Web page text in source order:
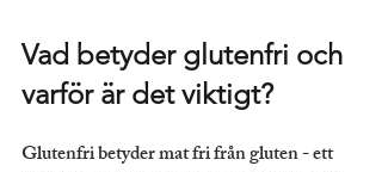
Vad betyder glutenfri och
varför är det viktigt?
Glutenfri betyder mat fri från gluten - ett